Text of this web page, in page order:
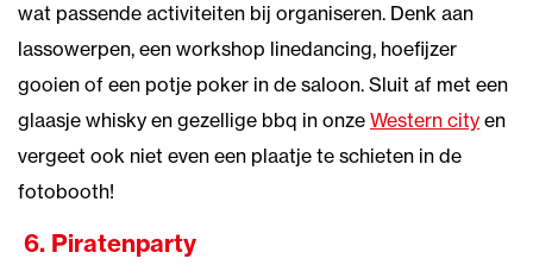
wat passende activiteiten bij organiseren. Denk aan
lassowerpen, een workshop linedancing, hoefijzer
gooien of een potje poker in de saloon. Sluit af met een
glaasje whisky en gezellige bbq in onze Western city en
vergeet ook niet even een plaatje te schieten in de
fotobooth!
6. Piratenparty